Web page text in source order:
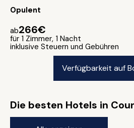
Opulent
ab266€
für 1 Zimmer, 1 Nacht
inklusive Steuern und Gebühren
Verfügbarkeit auf
Die besten Hotels in